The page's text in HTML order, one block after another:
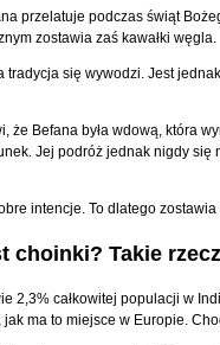
przelatuje podczas świąt
zostawia zaś kawałki węgla.
tradycja się wywodzi. Jest
że Befana była wdową, która
Jej podróż jednak nigdy się
intencje. To dlatego
choinki? Takie
2,3% całkowitej populacji w
ma to miejsce w Europie.